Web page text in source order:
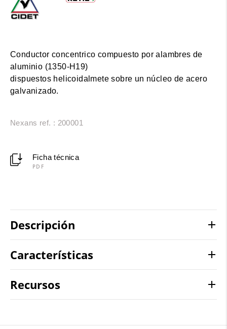
Conductor concentrico compuesto por alambres de
aluminio (1350-H19)
dispuestos helicoidalmete sobre un núcleo de acero
galvanizado.
Nexans ref. : 200001
Ficha técnica
PDF
Descripción
Características
Recursos